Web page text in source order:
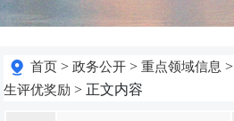
首页 >政务公开 >重点领域信息 >
生评优奖励 > 正文内容